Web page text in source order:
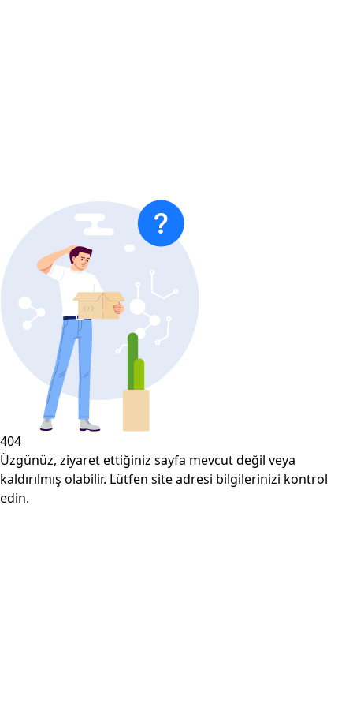
404
Üzgünüz, ziyaret ettiğiniz sayfa mevcut değil veya
kaldırılmış olabilir. Lütfen site adresi bilgilerinizi kontrol
edin.